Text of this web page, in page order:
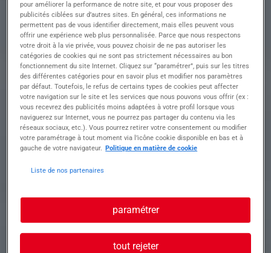
Expérience
Salaire
Contrat
Ville
()
Référence Annonce n°
Contact
Tél.
Postuler à cette offre
pour améliorer la performance de notre site, et pour vous proposer des
publicités ciblées sur d’autres sites. En général, ces informations ne
permettent pas de vous identifier directement, mais elles peuvent vous
offrir une expérience web plus personnalisée. Parce que nous respectons
votre droit à la vie privée, vous pouvez choisir de ne pas autoriser les
catégories de cookies qui ne sont pas strictement nécessaires au bon
fonctionnement du site Internet. Cliquez sur “paramétrer”, puis sur les titres
des différentes catégories pour en savoir plus et modifier nos paramètres
par défaut. Toutefois, le refus de certains types de cookies peut affecter
votre navigation sur le site et les services que nous pouvons vous offrir (ex :
vous recevrez des publicités moins adaptées à votre profil lorsque vous
naviguerez sur Internet, vous ne pourrez pas partager du contenu via les
réseaux sociaux, etc.). Vous pourrez retirer votre consentement ou modifier
votre paramétrage à tout moment via l’icône cookie disponible en bas et à
gauche de votre navigateur. Politique en matière de cookie
Liste de nos partenaires
paramétrer
tout rejeter